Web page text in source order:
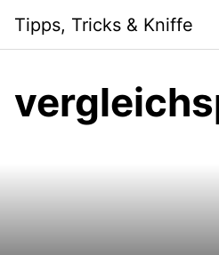
content
Tipps, Tricks & Kniffe